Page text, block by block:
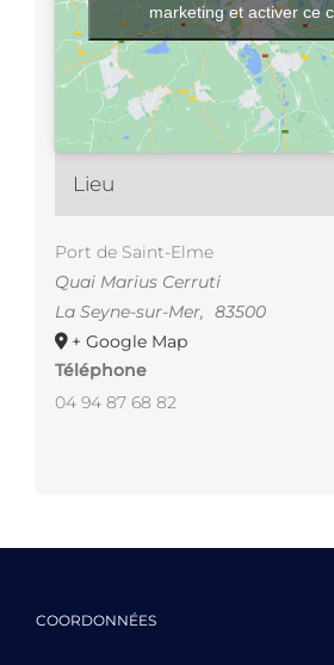
Lieu
Port de Saint-Elme
Quai Marius Cerruti
La Seyne-sur-Mer, 83500
+ Google Map
Téléphone
04 94 87 68 82
marketing et activer ce
COORDONNÉES